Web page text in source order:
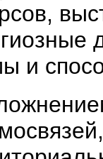
и